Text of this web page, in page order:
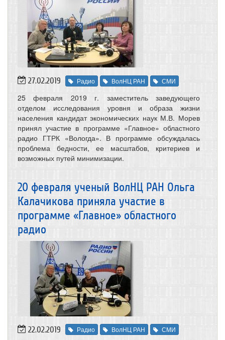
27.02.2019 Радио ВолНЦ РАН СМИ
25 февраля 2019 г. заместитель заведующего
отделом исследования уровня и образа жизни
населения кандидат экономических наук М.В. Морев
принял участие в программе «Главное» областного
радио ГТРК «Вологда». В программе обсуждалась
проблема бедности, ее масштабов, критериев и
возможных путей минимизации.
20 февраля ученый ВолНЦ РАН Ольга
Калачикова приняла участие в
программе «Главное» областного
радио
22.02.2019 Радио ВолНЦ РАН СМИ